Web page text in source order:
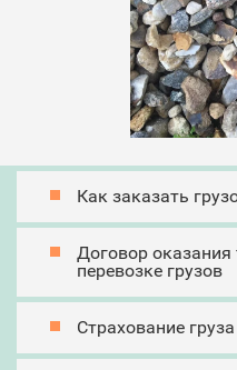
Как заказать
Договор оказания
перевозке грузов
Страхование